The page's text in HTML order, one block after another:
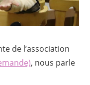
de l’association
, nous parle